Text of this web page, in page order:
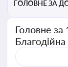
ГОЛОВНЕ ЗА
Головне